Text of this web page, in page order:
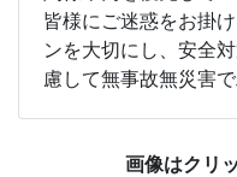
皆様にご迷惑をお掛
ンを大切にし、安全
慮して無事故無災害
画像はクリ